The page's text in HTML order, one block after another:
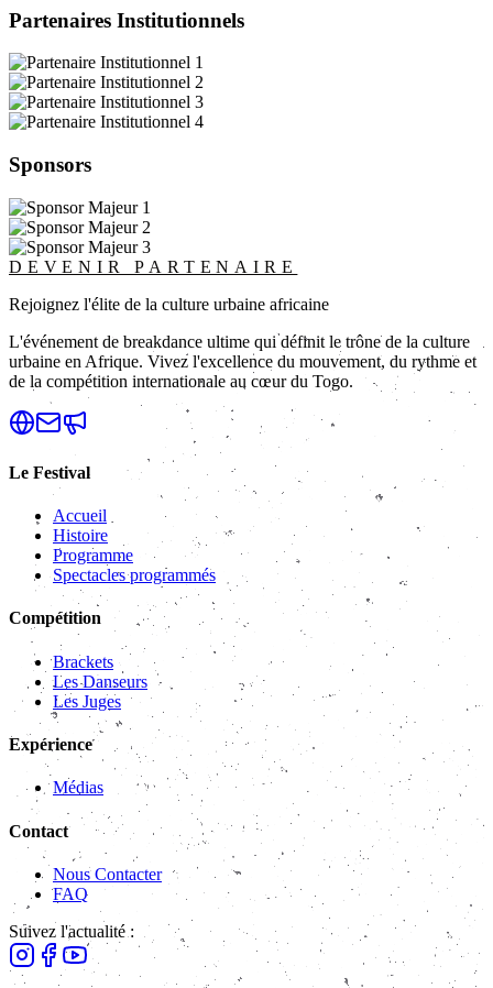
Partenaires Institutionnels
Sponsors
DEVENIR PARTENAIRE
Rejoignez l'élite de la culture urbaine africaine
L'événement de breakdance ultime qui définit le trône de la culture
urbaine en Afrique. Vivez l'excellence du mouvement, du rythme et
de la compétition internationale au cœur du Togo.
Le Festival
Accueil
Histoire
Programme
Spectacles programmés
Compétition
Brackets
Les Danseurs
Les Juges
Expérience
Médias
Contact
Nous Contacter
FAQ
Suivez l'actualité :